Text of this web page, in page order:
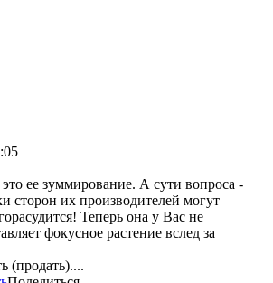
ее зуммирование. А сути вопроса -
сторон их производителей могут
Теперь она у Вас не
фокусное растение вслед за
(продать)....